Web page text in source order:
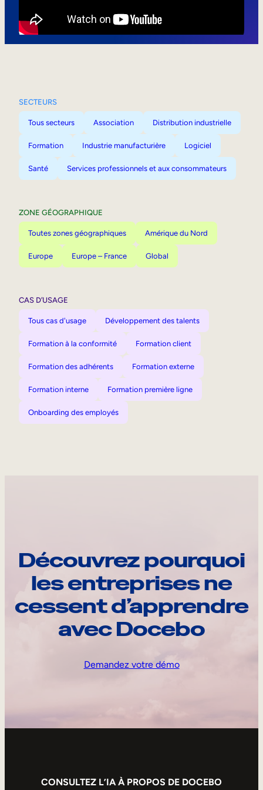
SECTEURS
Tous secteurs Association Distribution industrielle
Formation Industrie manufacturière Logiciel
Santé Services professionnels et aux consommateurs
ZONE GÉOGRAPHIQUE
Toutes zones géographiques Amérique du Nord
Europe Europe – France Global
CAS D’USAGE
Tous cas d'usage Développement des talents
Formation à la conformité Formation client
Formation des adhérents Formation externe
Formation interne Formation première ligne
Onboarding des employés
Découvrez pourquoi
les entreprises ne
cessent d’apprendre
avec Docebo
Demandez votre démo
CONSULTEZ L’IA À PROPOS DE DOCEBO